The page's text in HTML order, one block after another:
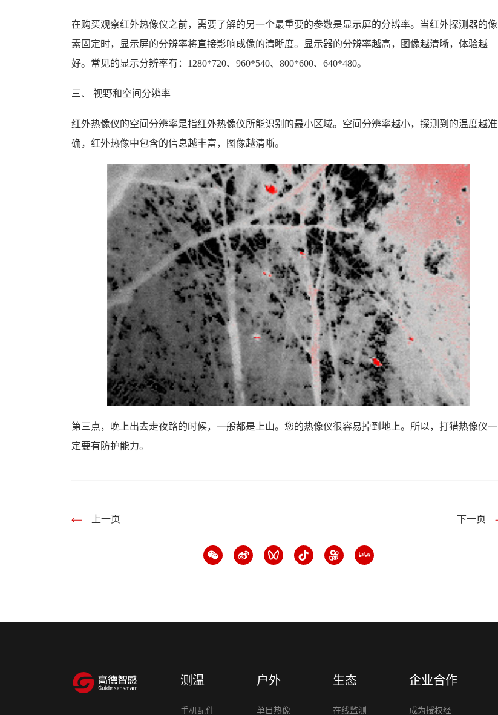
在购买观察红外热像仪之前，需要了解的另一个最重要的参数是显示屏的分辨率。当红外探测器的像
素固定时，显示屏的分辨率将直接影响成像的清晰度。显示器的分辨率越高，图像越清晰，体验越
好。常见的显示分辨率有：1280*720、960*540、800*600、640*480。
三、 视野和空间分辨率
红外热像仪的空间分辨率是指红外热像仪所能识别的最小区域。空间分辨率越小，探测到的温度越准
确，红外热像中包含的信息越丰富，图像越清晰。
第三点，晚上出去走夜路的时候，一般都是上山。您的热像仪很容易掉到地上。所以，打猎热像仪一
定要有防护能力。
上一页 下一页
测温
手机配件
户外
单目热像
生态
在线监测
企业合作
成为授权经